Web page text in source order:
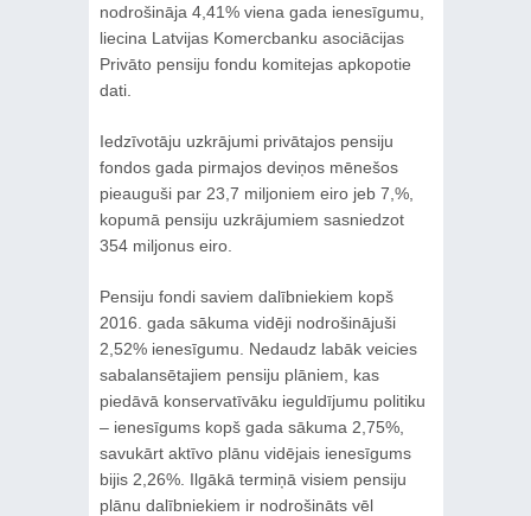
nodrošināja 4,41% viena gada ienesīgumu,
liecina Latvijas Komercbanku asociācijas
Privāto pensiju fondu komitejas apkopotie
dati.
Iedzīvotāju uzkrājumi privātajos pensiju
fondos gada pirmajos deviņos mēnešos
pieauguši par 23,7 miljoniem eiro jeb 7,%,
kopumā pensiju uzkrājumiem sasniedzot
354 miljonus eiro.
Pensiju fondi saviem dalībniekiem kopš
2016. gada sākuma vidēji nodrošinājuši
2,52% ienesīgumu. Nedaudz labāk veicies
sabalansētajiem pensiju plāniem, kas
piedāvā konservatīvāku ieguldījumu politiku
– ienesīgums kopš gada sākuma 2,75%,
savukārt aktīvo plānu vidējais ienesīgums
bijis 2,26%. Ilgākā termiņā visiem pensiju
plānu dalībniekiem ir nodrošināts vēl